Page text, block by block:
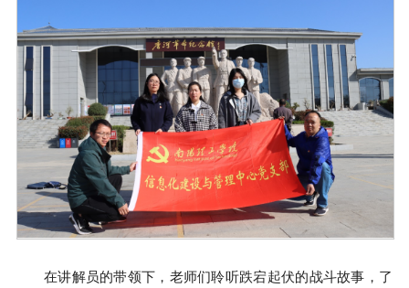
在讲解员的带领下，老师们聆听跌宕起伏的战斗故事，了